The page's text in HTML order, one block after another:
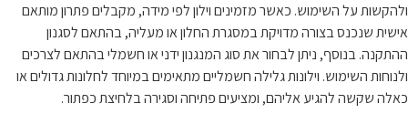
ולהקשות על השימוש. כאשר מזמינים וילון לפי מידה, מקבלים פתרון מותאם
אישית שנכנס בצורה מדויקת במסגרת החלון או מעליה, בהתאם לסגנון
ההתקנה. בנוסף, ניתן לבחור את סוג המנגנון ידני או חשמלי בהתאם לצרכים
ולנוחות השימוש. וילונות גלילה חשמליים מתאימים במיוחד לחלונות גדולים או
כאלה שקשה להגיע אליהם, ומציעים פתיחה וסגירה בלחיצת כפתור.